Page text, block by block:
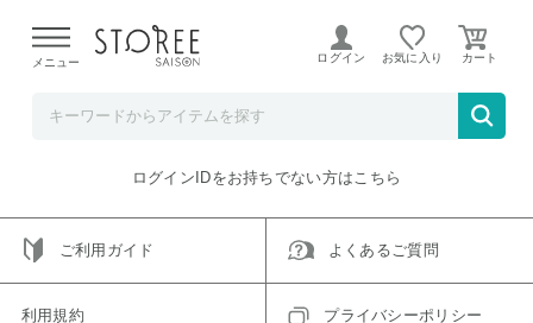
よる配送遅延が発生しております。
メニュー ログイン お気に入り
ご指定のアイテムは取り扱い終了、またはただいま取り扱い
トップへ戻る
ログインIDをお持ちでない方はこちら
ご利用ガイド よくあるご質問
利用規約 プライバシーポリシー